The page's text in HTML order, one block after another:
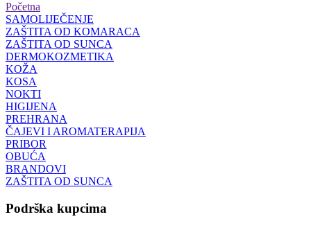
Početna
SAMOLIJEČENJE
ZAŠTITA OD KOMARACA
ZAŠTITA OD SUNCA
DERMOKOZMETIKA
KOŽA
KOSA
NOKTI
HIGIJENA
PREHRANA
ČAJEVI I AROMATERAPIJA
PRIBOR
OBUĆA
BRANDOVI
ZAŠTITA OD SUNCA
Podrška kupcima